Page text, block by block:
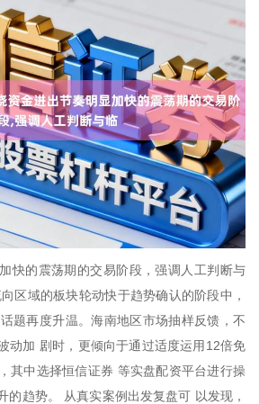
快的震荡期的交易阶段，强调人工判断与
区域的板块轮动快于趋势确认的阶段中，
题再度升温。海南地区市场抽样反馈，不
动加 剧时，更倾向于通过适度运用12倍免
其中选择恒信证券 等实盘配资平台进行操
的趋势。 从真实案例出发复盘可 以发现，